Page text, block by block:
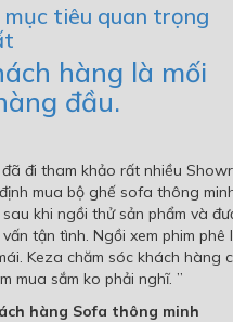
tiêu quan trọng
hàng là mối
đầu.
khảo rất nhiều Showroom và
ghế sofa thông minh tại
thử sản phẩm và được các
Ngồi xem phim phê lắm,
sóc khách hàng chu đáo.
ko phải nghĩ. ”
thông minh